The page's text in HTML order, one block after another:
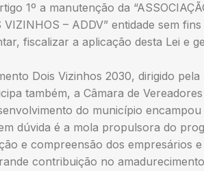
1º a manutenção da
VIZINHOS – ADDV” entidade sem
fiscalizar a aplicação desta Lei e
Dois Vizinhos 2030, dirigido pela
também, a Câmara de
do município
dúvida é a mola propulsora do
e compreensão dos empresários
contribuição no